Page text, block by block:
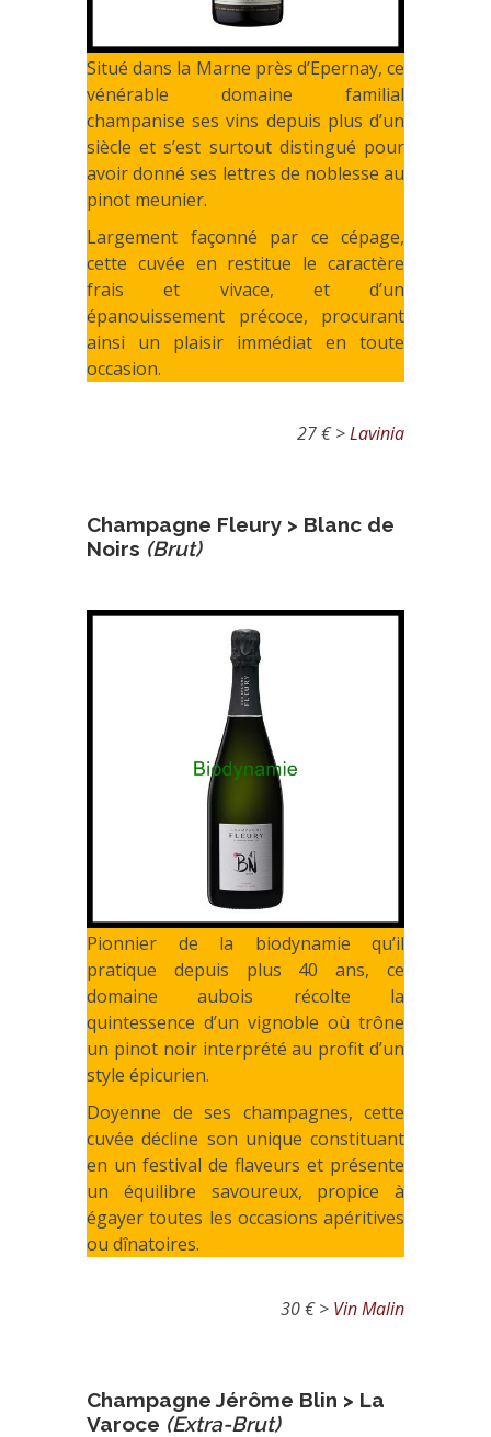
Situé dans la Marne près d’Epernay, ce
vénérable domaine familial
champanise ses vins depuis plus d’un
siècle et s’est surtout distingué pour
avoir donné ses lettres de noblesse au
pinot meunier.
Largement façonné par ce cépage,
cette cuvée en restitue le caractère
frais et vivace, et d’un
épanouissement précoce, procurant
ainsi un plaisir immédiat en toute
occasion.
27 € >Lavinia
Champagne Fleury > Blanc de
Noirs (Brut)
Pionnier de la biodynamie qu’il
pratique depuis plus 40 ans, ce
domaine aubois récolte la
quintessence d’un vignoble où trône
un pinot noir interprété au profit d’un
style épicurien.
Doyenne de ses champagnes, cette
cuvée décline son unique constituant
en un festival de flaveurs et présente
un équilibre savoureux, propice à
égayer toutes les occasions apéritives
ou dînatoires.
30 € > Vin Malin
Champagne Jérôme Blin > La
Varoce (Extra-Brut)